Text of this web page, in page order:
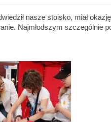
nasze stoisko, miał
Najmłodszym szczególnie